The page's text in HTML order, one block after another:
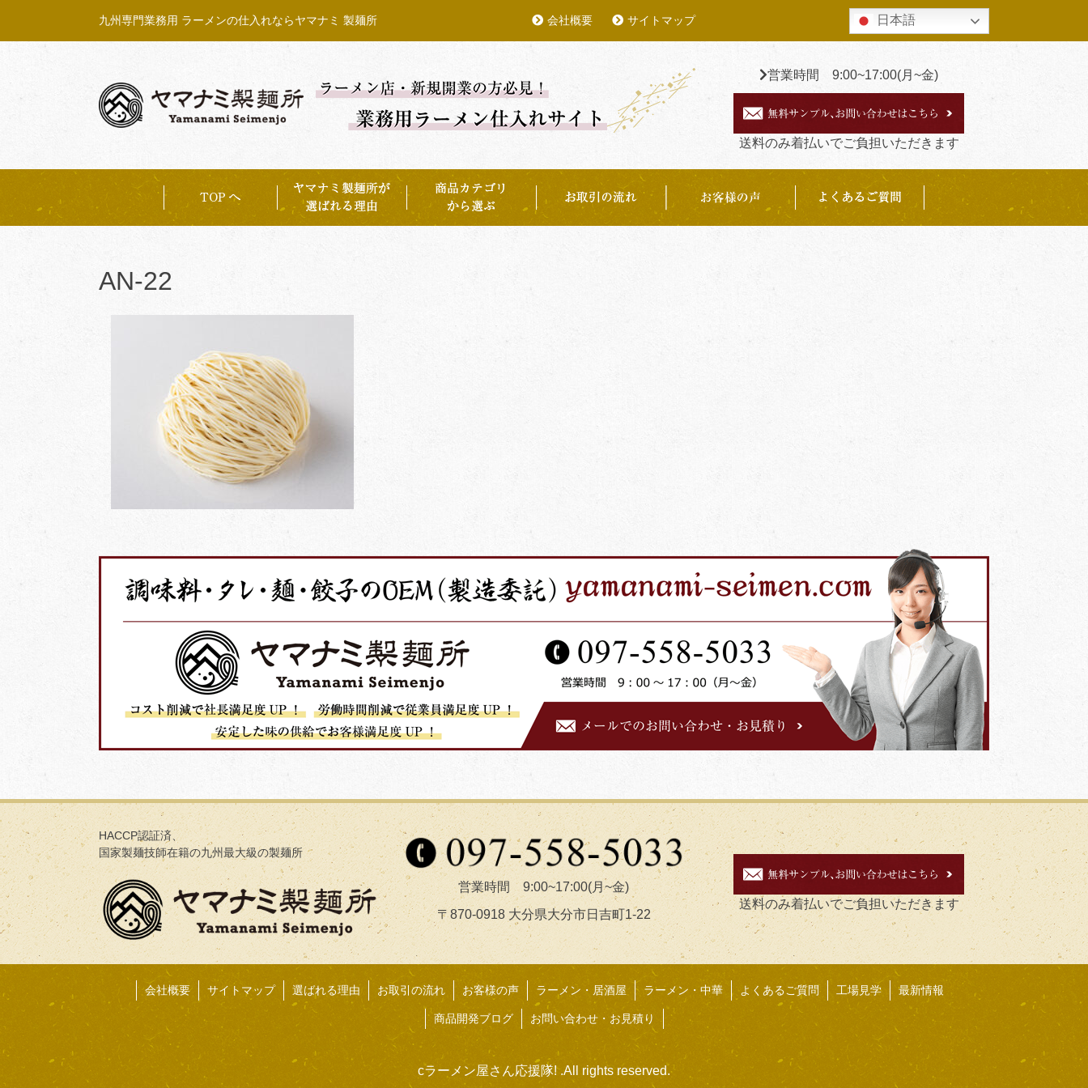
九州専門業務用 ラーメンの仕入れならヤマナミ 製麺所 会社概要 サイトマップ 日本語
営業時間 9:00~17:00(月~金)
送料のみ着払いでご負担いただきます
AN-22
HACCP認証済、
国家製麺技師在籍の九州最大級の製麺所
営業時間 9:00~17:00(月~金)
〒870-0918 大分県大分市日吉町1-22
送料のみ着払いでご負担いただきます
会社概要 サイトマップ 選ばれる理由 お取引の流れ お客様の声 ラーメン・居酒屋 ラーメン・中華 よくあるご質問 工場見学 最新情報
商品開発ブログ お問い合わせ・お見積り
cラーメン屋さん応援隊! .All rights reserved.